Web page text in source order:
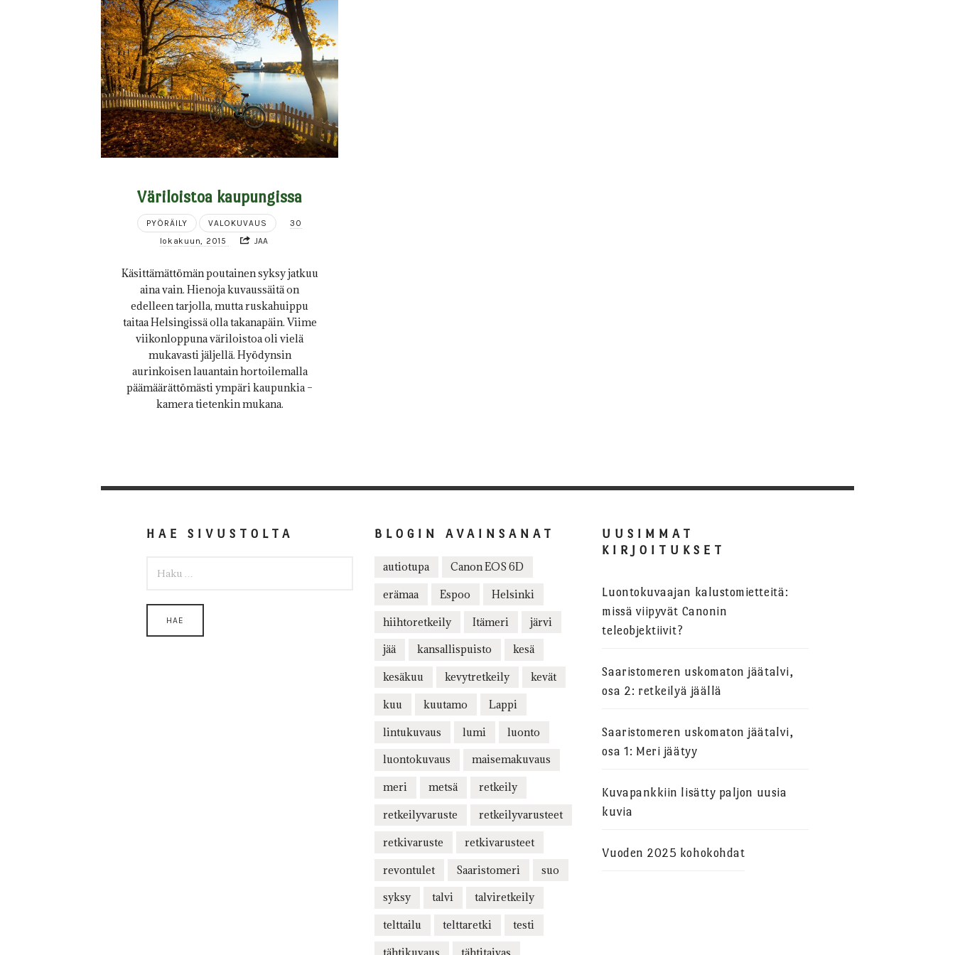
Väriloistoa kaupungissa
PYÖRÄILY VALOKUVAUS
30
lokakuun, 2015
JAA
Käsittämättömän poutainen syksy jatkuu
aina vain. Hienoja kuvaussäitä on
edelleen tarjolla, mutta ruskahuippu
taitaa Helsingissä olla takanapäin. Viime
viikonloppuna väriloistoa oli vielä
mukavasti jäljellä. Hyödynsin
aurinkoisen lauantain hortoilemalla
päämäärättömästi ympäri kaupunkia –
kamera tietenkin mukana.
HAE SIVUSTOLTA BLOGIN AVAINSANAT
autiotupa Canon EOS 6D
erämaa Espoo Helsinki
hiihtoretkeily Itämeri järvi
jää kansallispuisto kesä
kesäkuu kevytretkeily kevät
kuu kuutamo Lappi
lintukuvaus lumi luonto
luontokuvaus maisemakuvaus
meri metsä retkeily
retkeilyvaruste retkeilyvarusteet
retkivaruste retkivarusteet
revontulet Saaristomeri suo
syksy talvi talviretkeily
telttailu telttaretki testi
UUSIMMAT
KIRJOITUKSET
Luontokuvaajan kalustomietteitä:
missä viipyvät Canonin
teleobjektiivit?
Saaristomeren uskomaton jäätalvi,
osa 2: retkeilyä jäällä
Saaristomeren uskomaton jäätalvi,
osa 1: Meri jäätyy
Kuvapankkiin lisätty paljon uusia
kuvia
Vuoden 2025 kohokohdat